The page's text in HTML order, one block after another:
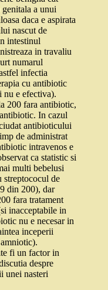
a unui
daca e aspirata
nascut de
intestinul
in travaliu
numarul
infectia
cu antibiotic
nu e efectiva).
200 fara antibiotic,
In cazul
antibioticului
de administrat
intravenos e
ca statistic si
multi bebelusi
streptococul de
din 200), dar
fara tratament
inacceptabile in
nu e necesar in
inceperii
fi un factor in
despre
unei nasteri